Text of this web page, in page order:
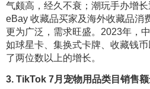
气颇高，经久不衰；潮玩手办增长
eBay 收藏品买家及海外收藏品消
更为广泛，需求旺盛。2023年，
如球星卡、集换式卡牌、收藏钱
了两位数以上的增长。
3. TikTok 7月宠物用品类目销售